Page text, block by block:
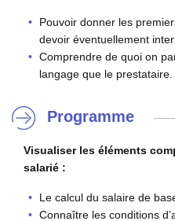
Pouvoir donner les
devoir éventuellement
Comprendre de quoi on
langage que le prestataire.
Programme
Visualiser les éléments
salarié :
Le calcul du salaire de
Connaître les conditions